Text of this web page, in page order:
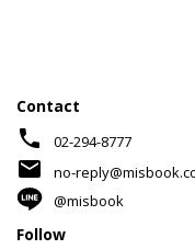
Contact
phone 02-294-8777
mail
no-
@misbook
Follow